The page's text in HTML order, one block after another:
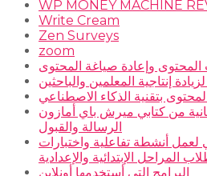
WP MONEY MACHINE
Write Cream
Zen Surveys
zoom
وإعادة صياغة المحتوى
إنتاجية المعلمين والباحثين
بتقنية الذكاء الاصطناعي
من كتابي ميرش باي أمازون
الرسالة والقبول
لعمل أنشطة تفاعلية واختبارات
المراحل الإبتدائية والإعدادية
البرامج التي أستخدمها أونلاين